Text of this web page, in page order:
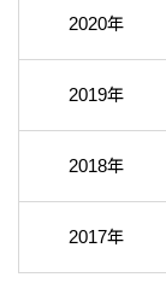
2020年
2019年
2018年
2017年